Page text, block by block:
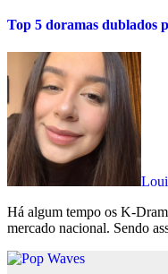
Top 5 doramas dublados
Há algum tempo os K-Dramas sul-coreanos vêm tomando conta do
mercado nacional. Sendo